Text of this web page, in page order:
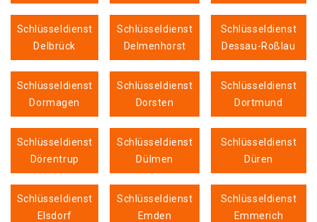
Schlüsseldienst
Delbrück
Schlüsseldienst
Delmenhorst
Schlüsseldienst
Dessau-Roßlau
Schlüsseldienst
Dormagen
Schlüsseldienst
Dorsten
Schlüsseldienst
Dortmund
Schlüsseldienst
Dörentrup
Schlüsseldienst
Dülmen
Schlüsseldienst
Düren
Schlüsseldienst
Elsdorf
Schlüsseldienst
Emden
Schlüsseldienst
Emmerich